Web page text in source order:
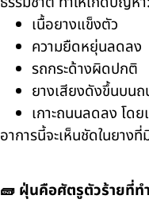
เนื้อยางแข็งตัว
ความยืดหยุ่นลดลง
รถกระด้างผิดปกติ
ยางเสียงดังขึ้นบน
เกาะถนนลดลง โดย
อาการนี้จะเห็นชัดในยาง
🧱 ฝุ่นคือศัตรูตัวร้ายที่ท